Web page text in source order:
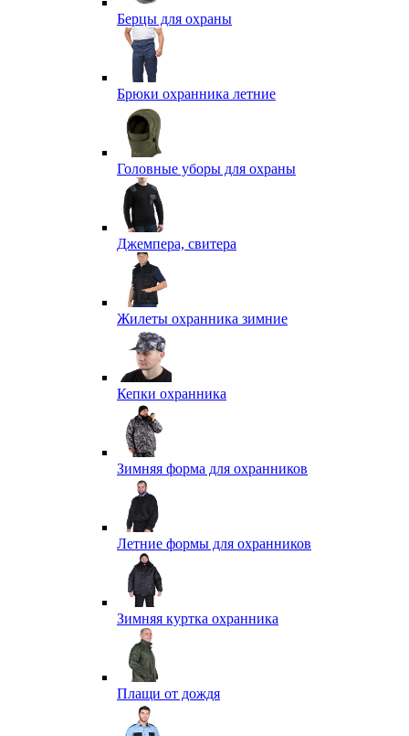
Берцы для охраны
Брюки охранника летние
Головные уборы для охраны
Джемпера, свитера
Жилеты охранника зимние
Кепки охранника
Зимняя форма для охранников
Летние формы для охранников
Зимняя куртка охранника
Плащи от дождя